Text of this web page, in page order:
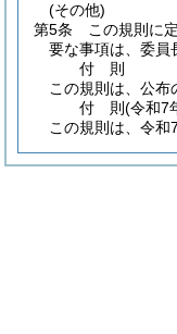
(その他)
第5条
この規則に
要な事項は、委員
付 則
この規則は、公布
付 則(令和7
この規則は、令和